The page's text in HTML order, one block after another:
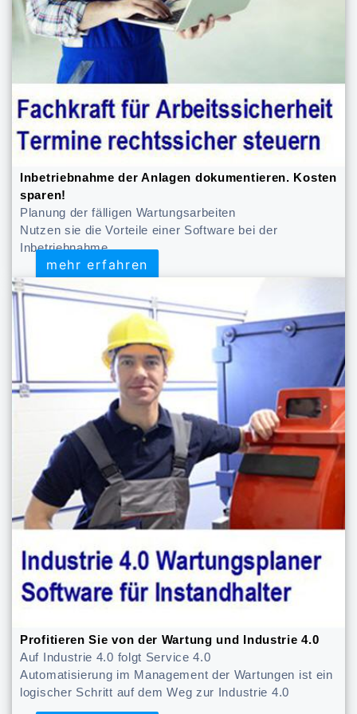
Inbetriebnahme der Anlagen dokumentieren. Kosten
sparen!
Planung der fälligen Wartungsarbeiten
Nutzen sie die Vorteile einer Software bei der
Inbetriebnahme
mehr erfahren
mehr erfahren
Profitieren Sie von der Wartung und Industrie 4.0
Auf Industrie 4.0 folgt Service 4.0
Automatisierung im Management der Wartungen ist ein
logischer Schritt auf dem Weg zur Industrie 4.0